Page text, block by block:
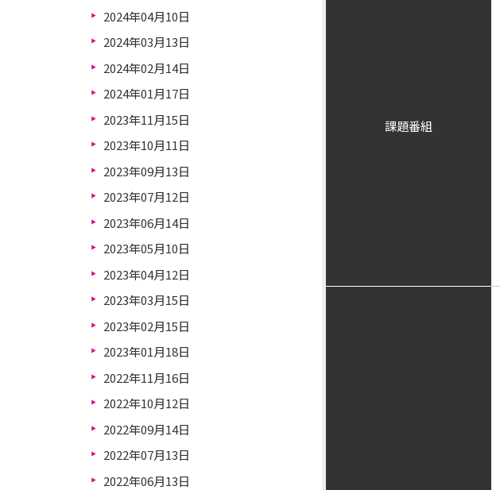
課題番組
2024年04月10日
2024年03月13日
2024年02月14日
2024年01月17日
2023年11月15日
2023年10月11日
2023年09月13日
2023年07月12日
2023年06月14日
2023年05月10日
2023年04月12日
2023年03月15日
2023年02月15日
2023年01月18日
2022年11月16日
2022年10月12日
2022年09月14日
2022年07月13日
2022年06月13日